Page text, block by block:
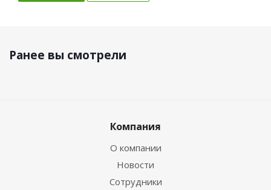
Ранее вы смотрели
Компания
О компании
Новости
Сотрудники